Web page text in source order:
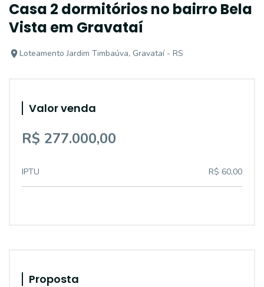
Casa 2 dormitórios no bairro Bela
Vista em Gravataí
Loteamento Jardim Timbaúva, Gravataí - RS
Valor venda
R$ 277.000,00
IPTU R$ 60,00
Proposta